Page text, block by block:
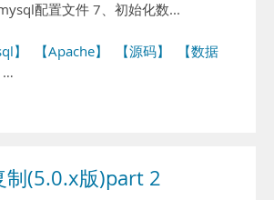
配置文件 7、初始化数...
】 【Apache】 【源码】
【数据
…
制(5.0.x版)part 2